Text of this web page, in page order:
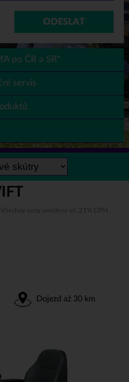
ODESLAT
po ČR a SR*
servis
Všechny ceny uvedeny vč. 21% DPH
Dojezd až 30 km